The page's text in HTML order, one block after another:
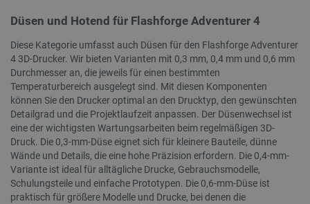
Düsen und Hotend für Flashforge Adventurer 4
Diese Kategorie umfasst auch Düsen für den Flashforge Adventurer
4 3D-Drucker. Wir bieten Varianten mit 0,3 mm, 0,4 mm und 0,6 mm
Durchmesser an, die jeweils für einen bestimmten
Temperaturbereich ausgelegt sind. Mit diesen Komponenten
können Sie den Drucker optimal an den Drucktyp, den gewünschten
Detailgrad und die Projektlaufzeit anpassen. Der Düsenwechsel ist
eine der wichtigsten Wartungsarbeiten beim regelmäßigen 3D-
Druck. Die 0,3-mm-Düse eignet sich für kleinere Bauteile, dünne
Wände und Details, die eine hohe Präzision erfordern. Die 0,4-mm-
Variante ist ideal für alltägliche Drucke, Gebrauchsmodelle,
Schulungsteile und einfache Prototypen. Die 0,6-mm-Düse ist
praktisch für größere Modelle und Drucke, bei denen die
werden.
Name
Domäne
VISITOR_PRIVACY_METADATA